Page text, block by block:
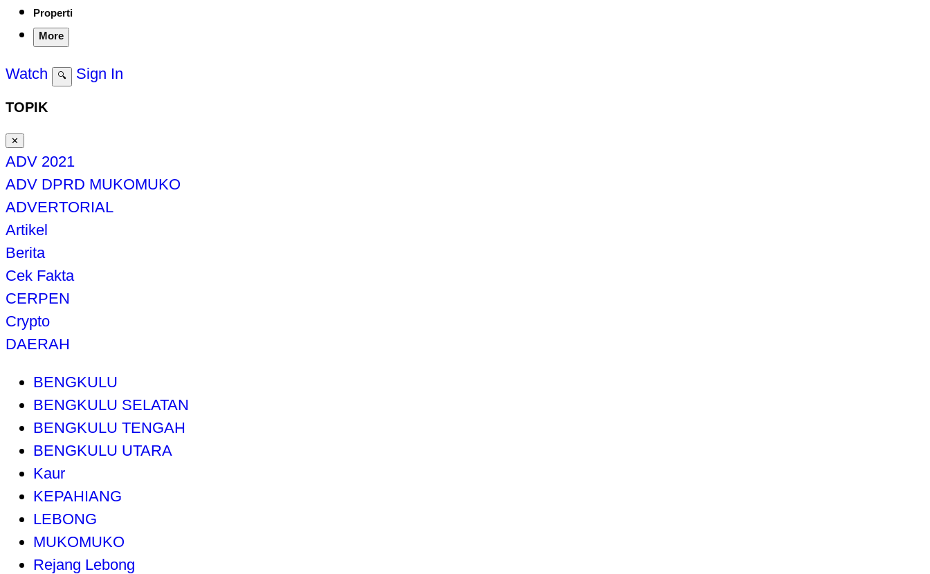
Properti
More
Watch 🔍 Sign In
TOPIK
✕
ADV 2021
ADV DPRD MUKOMUKO
ADVERTORIAL
Artikel
Berita
Cek Fakta
CERPEN
Crypto
DAERAH
BENGKULU
BENGKULU SELATAN
BENGKULU TENGAH
BENGKULU UTARA
Kaur
KEPAHIANG
LEBONG
MUKOMUKO
Rejang Lebong